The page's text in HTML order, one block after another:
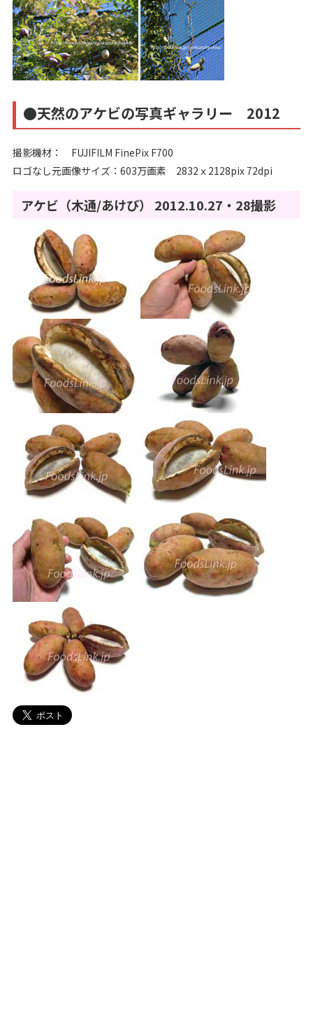
●天然のアケビの写真ギャラリー 2012
撮影機材： FUJIFILM FinePix F700
ロゴなし元画像サイズ：603万画素 2832ｘ2128pix 72dpi
アケビ（木通/あけび） 2012.10.27・28撮影